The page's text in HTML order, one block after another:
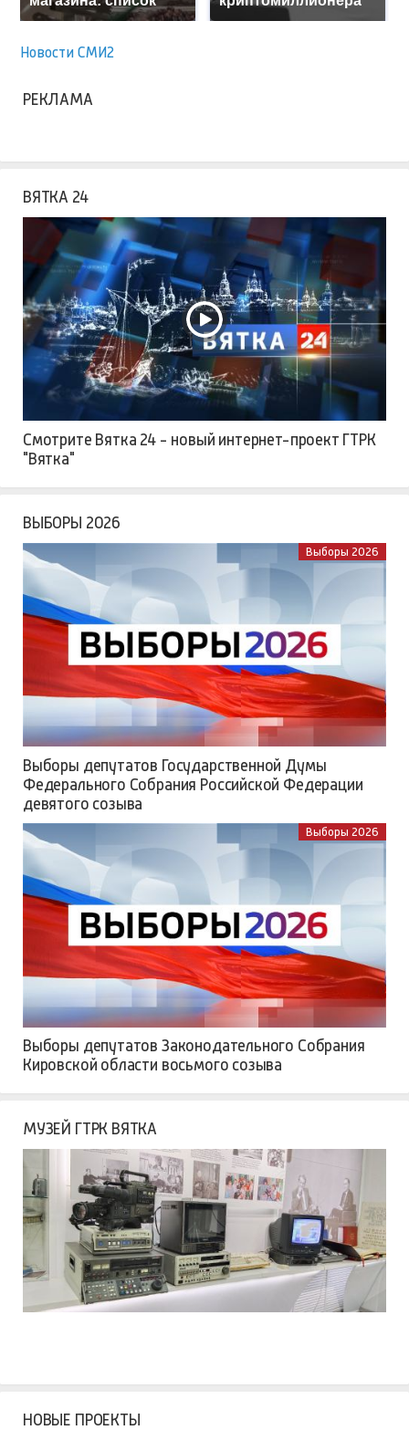
Новости СМИ2
РЕКЛАМА
ВЯТКА 24
Смотрите Вятка 24 - новый интернет-проект ГТРК
"Вятка"
ВЫБОРЫ 2026
Выборы 2026
Выборы депутатов Государственной Думы
Федерального Собрания Российской Федерации
девятого созыва
Выборы 2026
Выборы депутатов Законодательного Собрания
Кировской области восьмого созыва
МУЗЕЙ ГТРК ВЯТКА
НОВЫЕ ПРОЕКТЫ